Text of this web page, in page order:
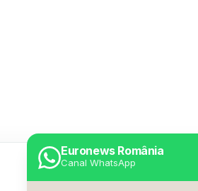
Euronews România
Canal WhatsApp